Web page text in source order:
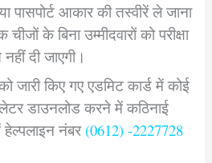
पासपोर्ट आकार की तस्वीरें ले जाना
के बिना उम्मीदवारों को परीक्षा
दी जाएगी।
जारी किए गए एडमिट कार्ड में कोई
डाउनलोड करने में कठिनाई
हेल्पलाइन नंबर (0612) -2227728